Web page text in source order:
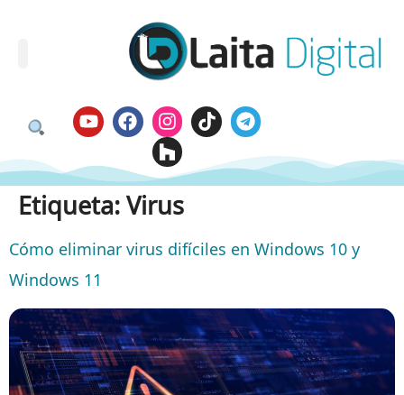
Etiqueta:Virus
Cómo eliminar virus difíciles en Windows 10 y
Windows 11